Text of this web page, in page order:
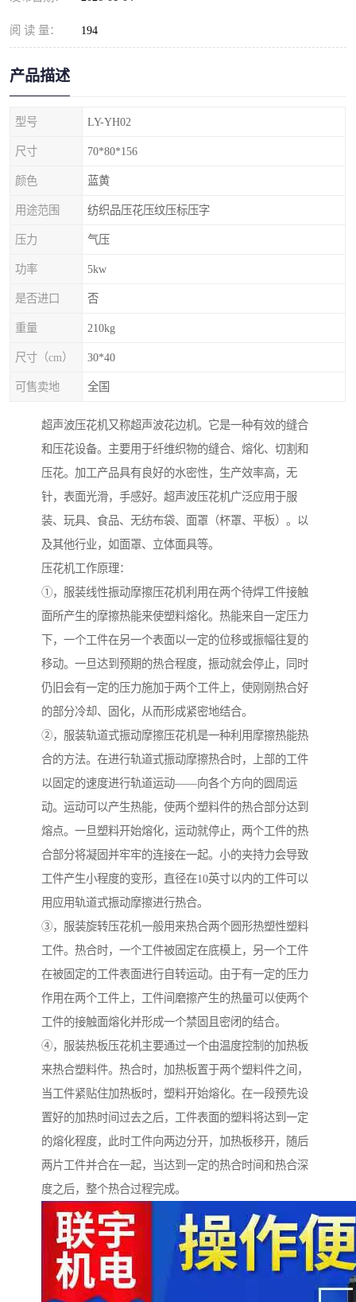
阅 读 量： 194
产品描述
型号 LY-YH02
尺寸 70*80*156
颜色 蓝黄
用途范围 纺织品压花压纹压标压字
压力 气压
功率 5kw
是否进口 否
重量 210kg
尺寸（cm） 30*40
可售卖地 全国
超声波压花机又称超声波花边机。它是一种有效的缝合
和压花设备。主要用于纤维织物的缝合、熔化、切割和
压花。加工产品具有良好的水密性，生产效率高，无
针，表面光滑，手感好。超声波压花机广泛应用于服
装、玩具、食品、无纺布袋、面罩（杯罩、平板）。以
及其他行业，如面罩、立体面具等。
压花机工作原理：
①，服装线性振动摩擦压花机利用在两个待焊工件接触
面所产生的摩擦热能来使塑料熔化。热能来自一定压力
下，一个工件在另一个表面以一定的位移或振幅往复的
移动。一旦达到预期的热合程度，振动就会停止，同时
仍旧会有一定的压力施加于两个工件上，使刚刚热合好
的部分冷却、固化，从而形成紧密地结合。
②，服装轨道式振动摩擦压花机是一种利用摩擦热能热
合的方法。在进行轨道式振动摩擦热合时，上部的工件
以固定的速度进行轨道运动——向各个方向的圆周运
动。运动可以产生热能，使两个塑料件的热合部分达到
熔点。一旦塑料开始熔化，运动就停止，两个工件的热
合部分将凝固并牢牢的连接在一起。小的夹持力会导致
工件产生小程度的变形，直径在10英寸以内的工件可以
用应用轨道式振动摩擦进行热合。
③，服装旋转压花机一般用来热合两个圆形热塑性塑料
工件。热合时，一个工件被固定在底模上，另一个工件
在被固定的工件表面进行自转运动。由于有一定的压力
作用在两个工件上，工件间磨擦产生的热量可以使两个
工件的接触面熔化并形成一个禁固且密闭的结合。
④，服装热板压花机主要通过一个由温度控制的加热板
来热合塑料件。热合时，加热板置于两个塑料件之间，
当工件紧贴住加热板时，塑料开始熔化。在一段预先设
置好的加热时间过去之后，工件表面的塑料将达到一定
的熔化程度，此时工件向两边分开，加热板移开，随后
两片工件并合在一起，当达到一定的热合时间和热合深
度之后，整个热合过程完成。